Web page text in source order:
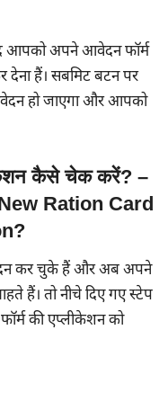
आपको अपने आवेदन फॉर्म
देना हैं। सबमिट बटन पर
हो जाएगा और आपको
कैसे चेक करें? –
Ration Card
कर चुके हैं और अब अपने
हैं। तो नीचे दिए गए स्टेप
की एप्लीकेशन को